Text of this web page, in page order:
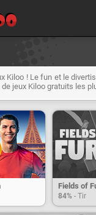
Kiloo ! Le fun et le
jeux Kiloo gratuits les
Fields of
84% - Tir